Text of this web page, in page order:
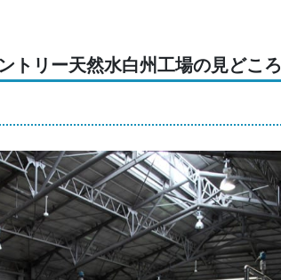
トリー天然水白州工場の見どころ